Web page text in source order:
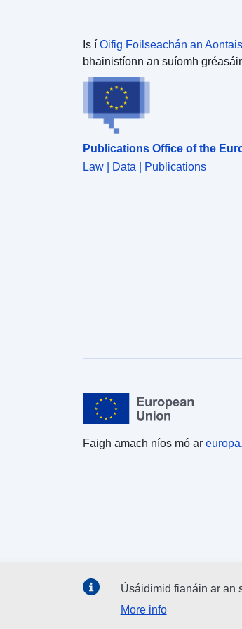
Is í Oifig Foilseachán an
bhainistíonn an suíomh
Publications Office of the
Law | Data | Publications
Faigh amach níos mó ar
Úsáidimid fianáin ar an
More info